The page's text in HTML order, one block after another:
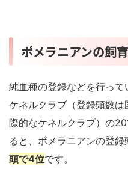
ポメラニアンの飼
純血種の登録などを行っ
ケネルクラブ（登録頭数
際的なケネルクラブ）の
ると、ポメラニアンの登録
頭で4位です。